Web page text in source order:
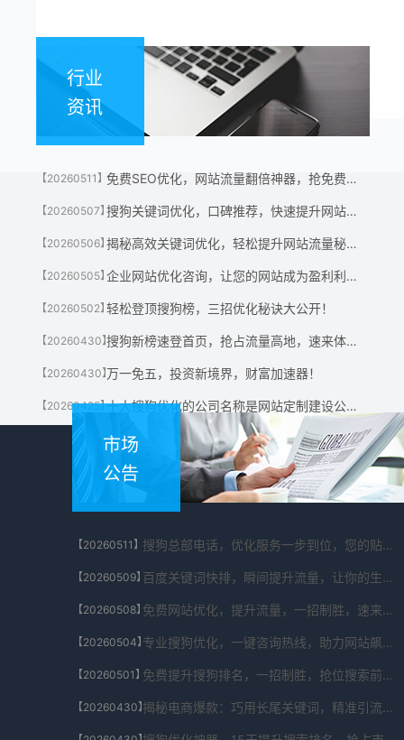
行业
资讯
【20260511】 免费SEO优化，网站流量翻倍神器，抢免费名额！
【20260507】 搜狗关键词优化，口碑推荐，快速提升网站流量神器！
【20260506】 揭秘高效关键词优化，轻松提升网站流量秘诀！
【20260505】 企业网站优化咨询，让您的网站成为盈利利器！
【20260502】轻松登顶搜狗榜，三招优化秘诀大公开！
【20260430】 搜狗新榜速登首页，抢占流量高地，速来体验！
【20260430】万一免五，投资新境界，财富加速器！
【20260425】 十大搜狗优化的公司名称是网站定制建设公司有哪些?
市场
公告
【20260511】 搜狗总部电话，优化服务一步到位，您的贴心助手！
【20260509】 百度关键词快排，瞬间提升流量，让你的生意翻倍！
【20260508】 免费网站优化，提升流量，一招制胜，速来体验！
【20260504】 专业搜狗优化，一键咨询热线，助力网站飙升！
【20260501】 免费提升搜狗排名，一招制胜，抢位搜索前列！
【20260430】 揭秘电商爆款：巧用长尾关键词，精准引流秘籍！